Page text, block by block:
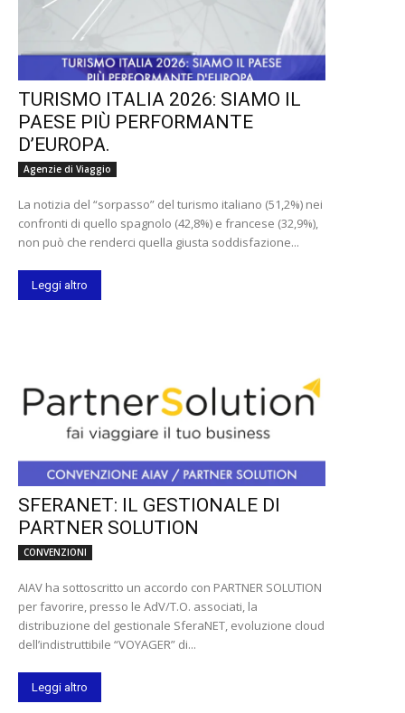
TURISMO ITALIA 2026: SIAMO IL
PAESE PIÙ PERFORMANTE
D’EUROPA.
Agenzie di Viaggio
La notizia del “sorpasso” del turismo italiano (51,2%) nei
confronti di quello spagnolo (42,8%) e francese (32,9%),
non può che renderci quella giusta soddisfazione...
Leggi altro
SFERANET: IL GESTIONALE DI
PARTNER SOLUTION
CONVENZIONI
AIAV ha sottoscritto un accordo con PARTNER SOLUTION
per favorire, presso le AdV/T.O. associati, la
distribuzione del gestionale SferaNET, evoluzione cloud
dell’indistruttibile “VOYAGER” di...
Leggi altro